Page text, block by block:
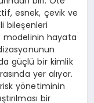
esnek, çevik ve
bileşenleri
modelinin hayata
güçlü bir kimlik
yer alıyor.
yönetiminin
bir